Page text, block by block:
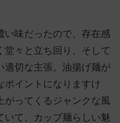
い味だったので、存在感
堂々と立ち回り、そして
適切な主張。油揚げ麺が
ポイントになりますけ
がってくるジャンクな風
いて、カップ麺らしい魅